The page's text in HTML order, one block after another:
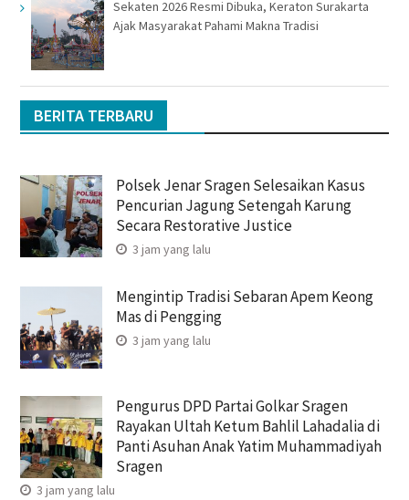
Sekaten 2026 Resmi Dibuka, Keraton Surakarta
Ajak Masyarakat Pahami Makna Tradisi
BERITA TERBARU
Polsek Jenar Sragen Selesaikan Kasus
Pencurian Jagung Setengah Karung
Secara Restorative Justice
3 jam yang lalu
Mengintip Tradisi Sebaran Apem Keong
Mas di Pengging
3 jam yang lalu
Pengurus DPD Partai Golkar Sragen
Rayakan Ultah Ketum Bahlil Lahadalia di
Panti Asuhan Anak Yatim Muhammadiyah
Sragen
3 jam yang lalu